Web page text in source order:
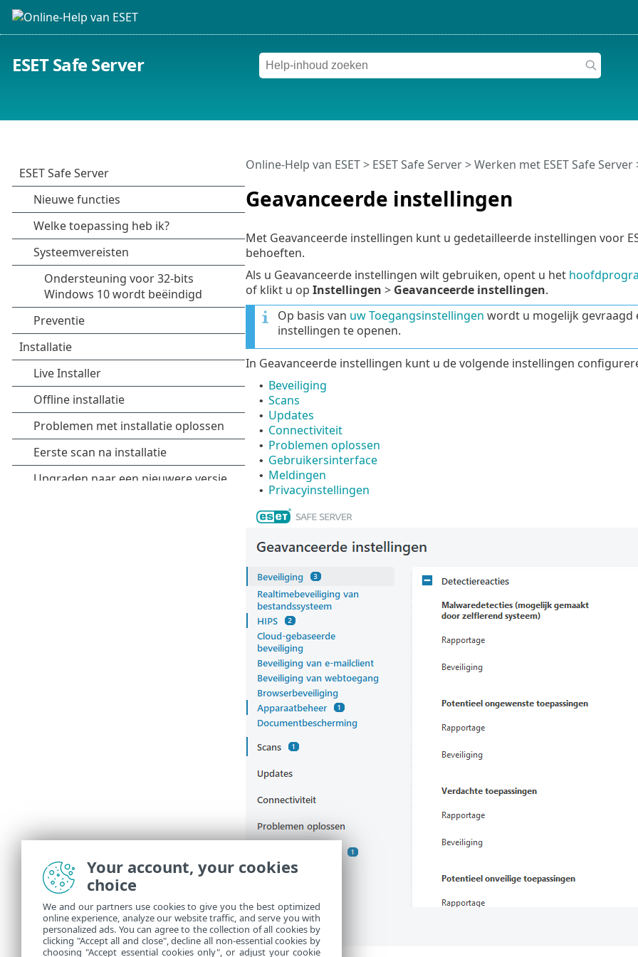
ESET Safe Server
Geavanceerde instellingen
Online-Help van ESET> ESET Safe Server>Werken met ESET Safe Server
Met Geavanceerde instellingen kunt u gedetailleerde instellingen voor
behoeften.
Als u Geavanceerde instellingen wilt gebruiken, opent u het
of klikt u op Instellingen > Geavanceerde instellingen.
Op basis van uw Toegangsinstellingen wordt u mogelijk gevraagd
instellingen te openen.
In Geavanceerde instellingen kunt u de volgende instellingen
• Beveiliging
• Scans
• Updates
• Connectiviteit
• Problemen oplossen
• Gebruikersinterface
• Meldingen
• Privacyinstellingen
Your account, your cookies
choice
We and our partners use cookies to give you the best optimized
online experience, analyze our website traffic, and serve you with
personalized ads. You can agree to the collection of all cookies by
clicking "Accept all and close", decline all non-essential cookies by
choosing "Accept essential cookies only", or adjust your cookie